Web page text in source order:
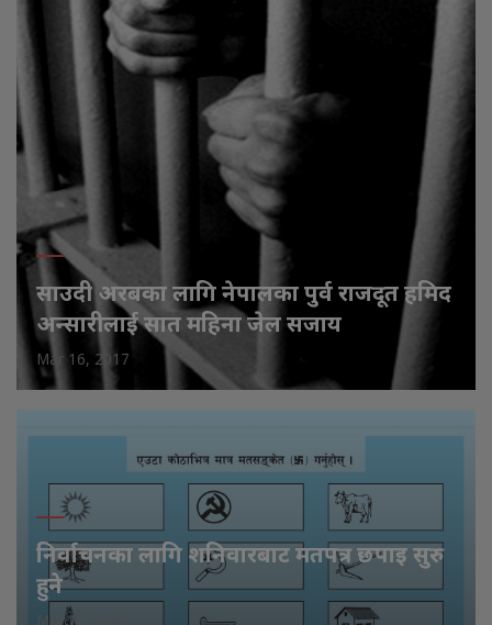
साउदी अरबका लागि नेपालका पुर्व राजदूत हमिद
अन्सारीलाई सात महिना जेल सजाय
Mar 16, 2017
निर्वाचनका लागि शनिवारबाट मतपत्र छपाइ सुरु
हुने
Mar 16, 2017